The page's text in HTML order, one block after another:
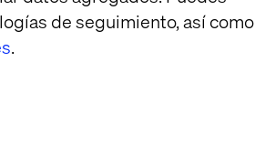
de seguimiento, así como
.